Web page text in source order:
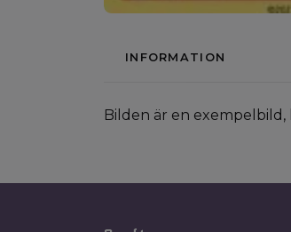
INFORMATION
Bilden är en exempelbild,